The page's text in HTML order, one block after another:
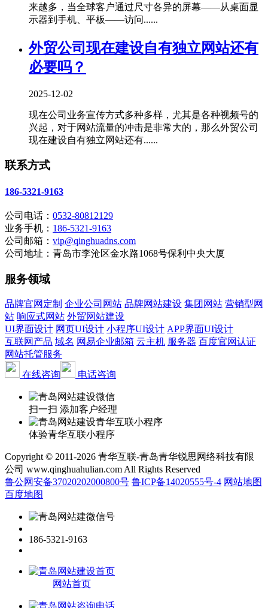
来越多，当全球客户通过尺寸各异的屏幕——从桌面显
示器到手机、平板——访问......
外贸公司现在建设自有独立网站还有
必要吗？
2025-12-02
现在公司业务宣传方式多种多样，尤其是各种视频号的
兴起，对于网站流量的冲击是非常大的，那么外贸公司
现在建设自有独立网站还有......
联系方式
186-5321-9163
公司电话： 0532-80812129
业务手机： 186-5321-9163
公司邮箱： vip@qinghuadns.com
公司地址：青岛市李沧区金水路1068号保利中央大厦
服务领域
品牌官网定制 企业公司网站 品牌网站建设 集团网站 营销型网
站 响应式网站 外贸网站建设
UI界面设计 网页UI设计 小程序UI设计 APP界面UI设计
互联网产品 域名 网易企业邮箱 云主机 服务器 百度官网认证
网站托管服务
在线咨询
电话咨询
扫一扫 添加客户经理
体验青华互联小程序
Copyright © 2011-2026 青华互联-青岛青华锐思网络科技有限
公司 www.qinghuahulian.com All Rights Reserved
鲁公网安备37020202000800号 鲁ICP备14020555号-4 网站地图
百度地图
186-5321-9163
网站首页